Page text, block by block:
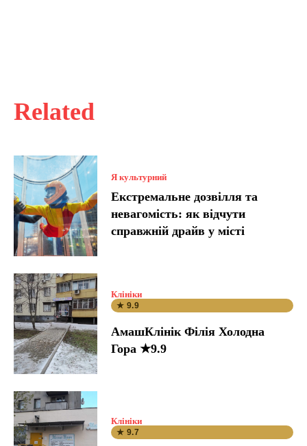
Related
Я культурний
Екстремальне дозвілля та
невагомість: як відчути
справжній драйв у місті
Клініки
★ 9.9
АмашКлінік Філія Холодна
Гора ★9.9
Клініки
★ 9.7